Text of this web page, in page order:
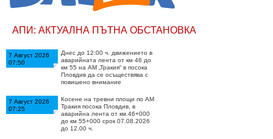
АПИ: АКТУАЛНА ПЪТНА ОБСТАНОВКА
7 Август 2026
07:50
Днес до 12:00 ч. движението в
аварийната лента от км 46 до
км 55 на АМ „Тракия“ в посока
Пловдив да се осъществява с
повишено внимание
7 Август 2026
07:25
Косене на тревни площи по АМ
Тракия посока Пловдив, в
аварийна лента от км.46+000
до км 55+000 срок 07.08.2026
до 12.00 ч.